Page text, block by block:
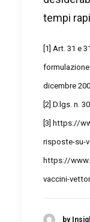
tempi
[1] Art. 31 e
dicembre
[2] D.lgs. n.
[3] https://
risposte-su-
https://
vaccini-
by